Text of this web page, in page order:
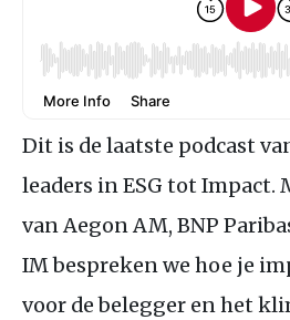
Dit is de laatste podcast
leaders inESG tot Impact.
van AegonAM, BNP
IMbespreken we hoe je
voor de belegger en het